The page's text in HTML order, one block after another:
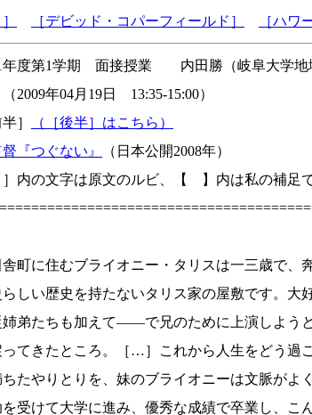
［デビッド・コパーフィールド］ ［ハワ
年度第1学期 面接授業 内田勝（岐阜大学地
年04月19日 13:35-15:00）
］
（［後半］はこちら）
『つぐない』
（日本公開2008年）
内の文字は原文のルビ、【 】内は私の補足で
舎町に住むブライオニー・タリスは一三歳
しい歴史を持たないタリス家の屋敷です。
弟たちも加えて——で兄のために上演しようと
てきたところ。［…］これから人生をどう過
たやりとりを、妹のブライオニーは文脈が
受けて大学に進み、優秀な成績で卒業し、こ